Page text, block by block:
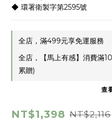
◆ 環署衛製字第2595號
全店，滿499元享免運服務
全店，【馬上有感】消費滿
累贈)
查
NT$1,398 NT$2,116